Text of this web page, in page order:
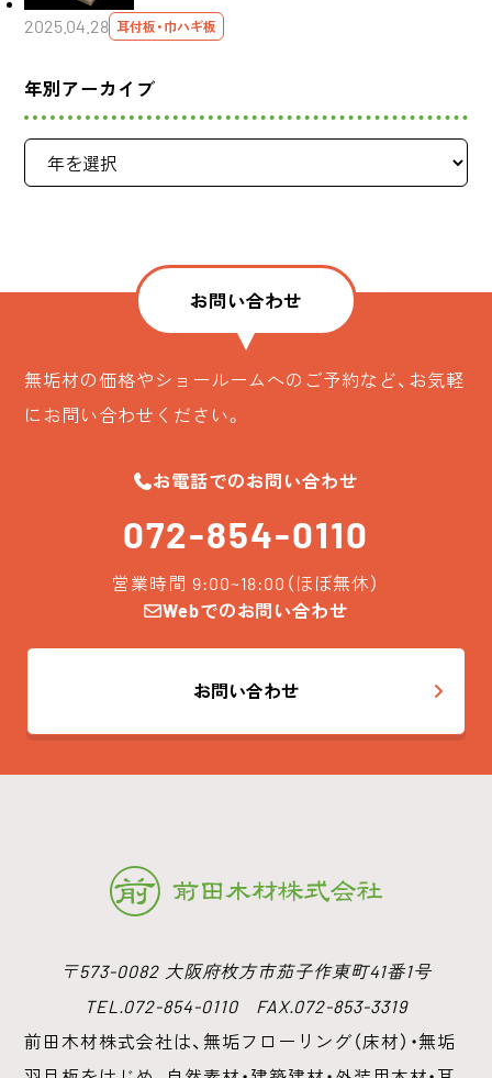
2025.04.28 耳付板・巾ハギ板
年別アーカイブ
お問い合わせ
無垢材の価格やショールームへのご予約など、お気軽
にお問い合わせください。
お電話でのお問い合わせ
072-854-0110
営業時間 9:00~18:00（ほぼ無休）
Webでのお問い合わせ
お問い合わせ
〒573-0082 大阪府枚方市茄子作東町41番1号
TEL.072-854-0110 FAX.072-853-3319
前田木材株式会社は、無垢フローリング（床材）・無垢